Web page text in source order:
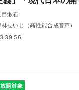
目漱石
林せいじ（高性能合成音声）
題対象